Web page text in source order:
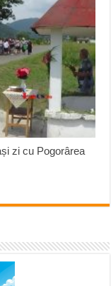
zi cu Pogorârea